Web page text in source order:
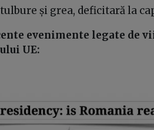
tulbure și grea, deficitară la
evenimente legate de
UE: